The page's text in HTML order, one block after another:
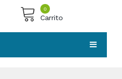
0
Carrito